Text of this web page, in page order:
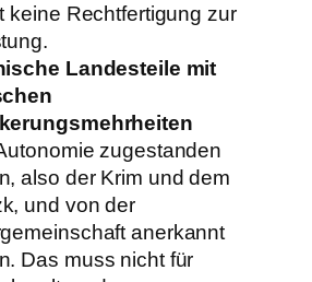
keine Rechtfertigung zur
Landesteile mit
zugestanden
also der Krim und dem
und von der
anerkannt
Das muss nicht für